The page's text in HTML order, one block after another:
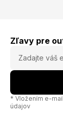
Zľavy pre
* Vložením e-
údajov